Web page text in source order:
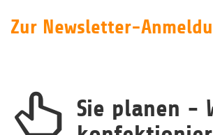
Zur Newsletter-
Sie planen -